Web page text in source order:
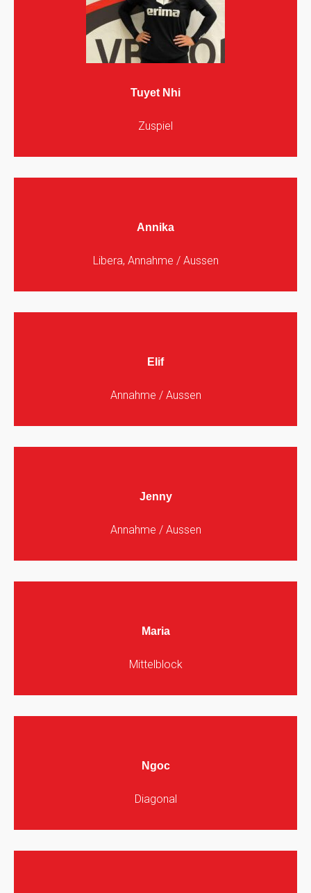
Tuyet Nhi
Zuspiel
Annika
Libera, Annahme / Aussen
Elif
Annahme / Aussen
Jenny
Annahme / Aussen
Maria
Mittelblock
Ngoc
Diagonal